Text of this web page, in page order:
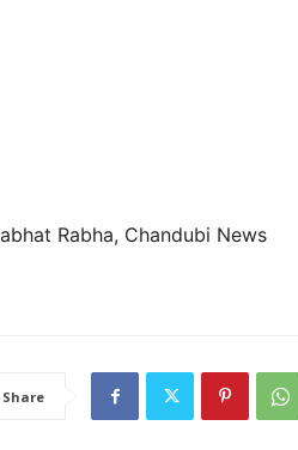
Rabha, Chandubi News
Share